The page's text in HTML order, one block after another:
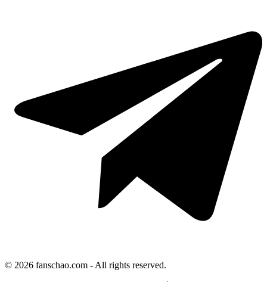
© 2026 fanschao.com - All rights reserved.